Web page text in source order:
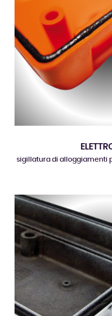
sigillatura di alloggiamenti